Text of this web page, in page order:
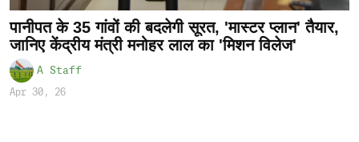
पानीपत के 35 गांवों की बदलेगी सूरत, 'मास्टर प्लान' तैयार,
जानिए केंद्रीय मंत्री मनोहर लाल का 'मिशन विलेज'
A Staff
Apr 30, 26